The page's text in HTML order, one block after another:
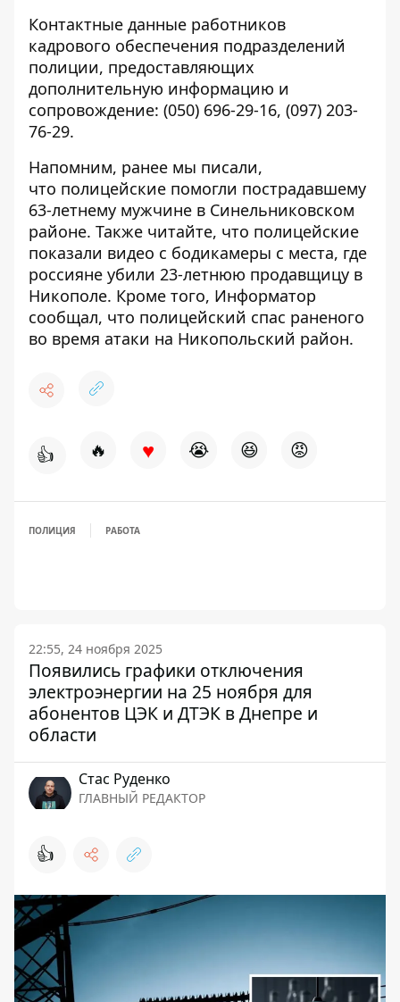
Контактные данные работников
кадрового обеспечения подразделений
полиции, предоставляющих
дополнительную информацию и
сопровождение: (050) 696-29-16, (097) 203-
76-29.
Напомним, ранее мы писали,
что полицейские помогли пострадавшему
63-летнему мужчине в Синельниковском
районе. Также читайте, что полицейские
показали видео с бодикамеры с места, где
россияне убили 23-летнюю продавщицу в
Никополе. Кроме того, Информатор
сообщал, что полицейский спас раненого
во время атаки на Никопольский район.
👍 🔥 ♥ 😭 😆 😡
ПОЛИЦИЯ РАБОТА
22:55, 24 ноября 2025
Появились графики отключения
электроэнергии на 25 ноября для
абонентов ЦЭК и ДТЭК в Днепре и
области
Стаc Руденко
ГЛАВНЫЙ РЕДАКТОР
👍